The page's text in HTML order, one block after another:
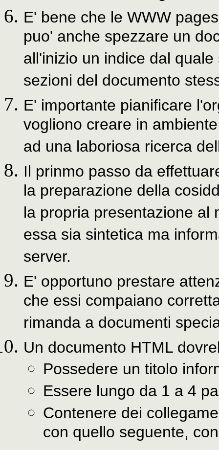
E' bene che le WWW
puo' anche spezzare un
all'inizio un indice dal
sezioni del documento
E' importante pianificare
vogliono creare in
ad una laboriosa ricerca
Il prinmo passo da
la preparazione della
la propria presentazione al
essa sia sintetica ma
server.
E' opportuno prestare
che essi compaiano
rimanda a documenti
Un documento HTML
Possedere un titolo
Essere lungo da 1 a 4
Contenere dei
con quello seguente,